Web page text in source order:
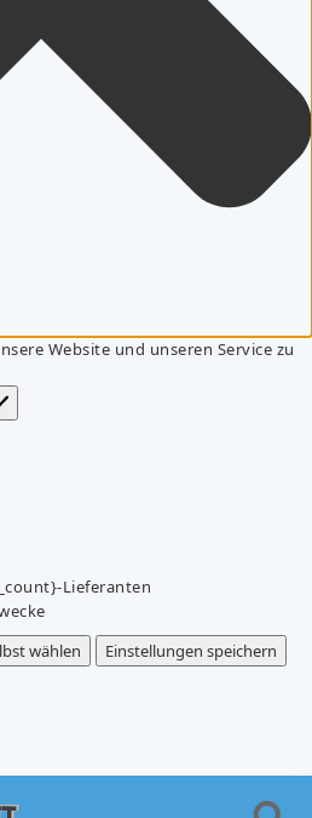
Website und unseren Service zu
Lieferanten
wählen
Einstellungen speichern